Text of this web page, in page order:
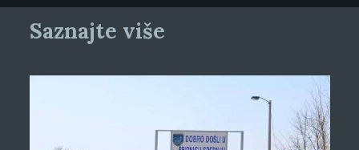
Saznajte više